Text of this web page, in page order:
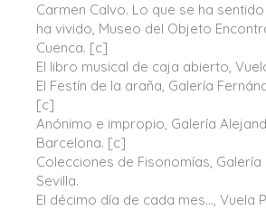
Carmen Calvo. Lo que se ha
ha vivido, Museo del Objeto
Cuenca. [c]
El libro musical de caja abierto,
El Festín de la araña, Galería
[c]
Anónimo e impropio, Galería
Barcelona. [c]
Colecciones de Fisonomías, Galería
Sevilla.
El décimo día de cada mes…, Vuela